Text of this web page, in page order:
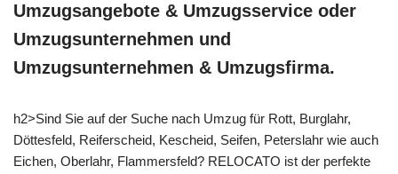
Umzugsangebote & Umzugsservice oder
Umzugsunternehmen und
Umzugsunternehmen & Umzugsfirma.
h2>Sind Sie auf der Suche nach Umzug für Rott, Burglahr,
Döttesfeld, Reiferscheid, Kescheid, Seifen, Peterslahr wie auch
Eichen, Oberlahr, Flammersfeld? RELOCATO ist der perfekte